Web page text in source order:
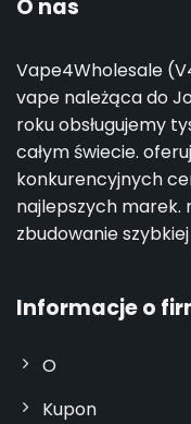
O nas
Vape4Wholesale
vape należąca do
roku obsługujemy
całym świecie.
konkurencyjnych
najlepszych marek.
zbudowanie
Informacje o
O
Kupon